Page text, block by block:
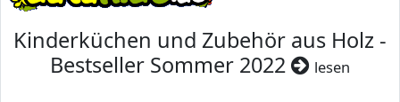
Kinderküchen und Zubehör aus Holz -
Bestseller Sommer 2022
lesen